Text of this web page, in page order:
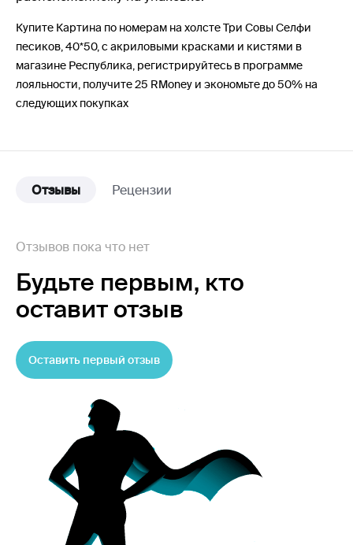
Купите Картина по номерам на холсте Три Совы Селфи
песиков, 40*50, с акриловыми красками и кистями в
магазине Республика, регистрируйтесь в программе
лояльности, получите 25 RMoney и экономьте до 50% на
следующих покупках
Отзывы Рецензии
Отзывов пока что нет
Будьте первым, кто
оставит отзыв
Оставить первый отзыв